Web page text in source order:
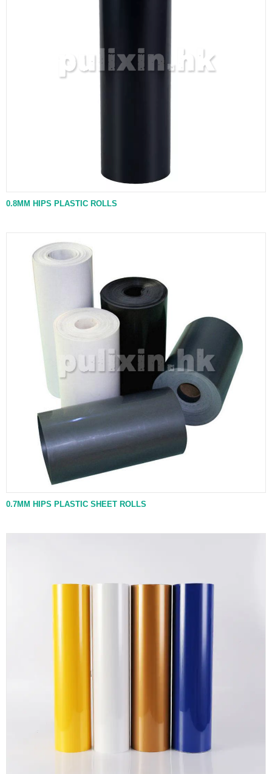
0.8MM HIPS PLASTIC ROLLS
0.7MM HIPS PLASTIC SHEET ROLLS